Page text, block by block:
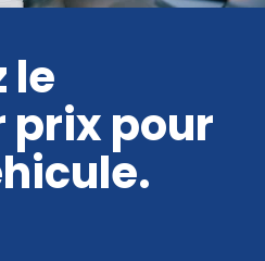
le
prix pour